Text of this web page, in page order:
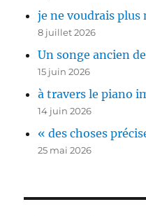
je ne voudrais plus
8 juillet 2026
Un songe ancien
15 juin 2026
à travers le piano
14 juin 2026
« des choses
25 mai 2026